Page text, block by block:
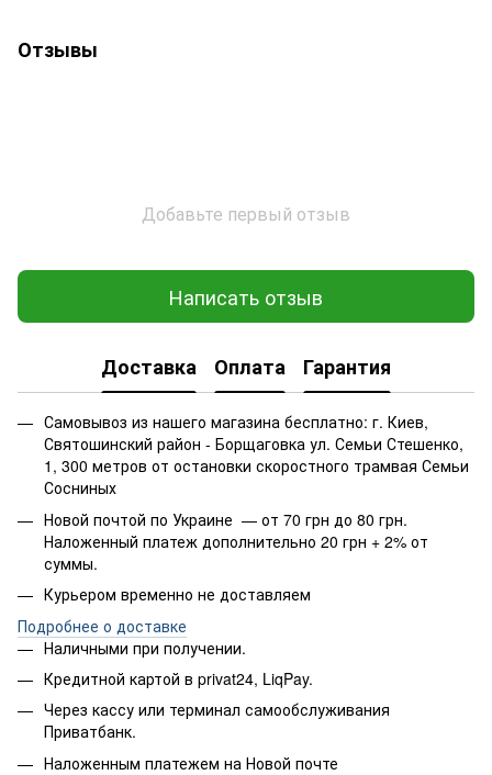
Отзывы
Добавьте первый отзыв
Написать отзыв
Доставка Оплата Гарантия
Самовывоз из нашего магазина бесплатно: г. Киев,
Святошинский район - Борщаговка ул. Семьи Стешенко,
1, 300 метров от остановки скоростного трамвая Семьи
Сосниных
Новой почтой по Украине — от 70 грн до 80 грн.
Наложенный платеж дополнительно 20 грн + 2% от
суммы.
Курьером временно не доставляем
Подробнее о доставке
Наличными при получении.
Кредитной картой в privat24, LiqPay.
Через кассу или терминал самообслуживания
Приватбанк.
Наложенным платежем на Новой почте